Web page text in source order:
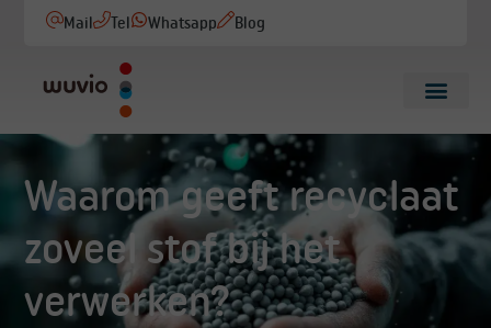
Mail Tel Whatsapp Blog
Waarom geeft recyclaat
zoveel stof bij het
verwerken?